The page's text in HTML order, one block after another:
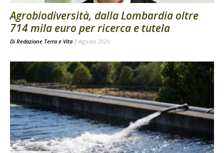
Agrobiodiversità, dalla Lombardia oltre
714 mila euro per ricerca e tutela
Di Redazione Terra e Vita 3 Agosto 2026